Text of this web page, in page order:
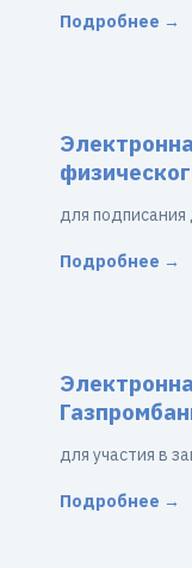
Подробнее →
для подписания
Подробнее →
для участия в
Подробнее →